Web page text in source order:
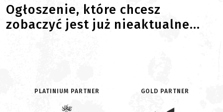
Ogłoszenie, które chcesz
zobaczyć jest już nieaktualne...
PLATINIUM PARTNER GOLD PARTNER